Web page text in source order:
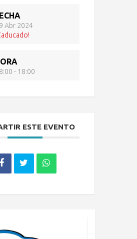
Abr 2024
- 18:00
ESTE EVENTO